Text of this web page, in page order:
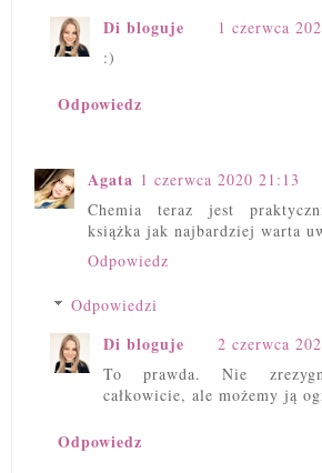
Di bloguje
1 czerwca
:)
Odpowiedz
Agata 1 czerwca 2020 21:13
Chemia teraz jest
książka jak najbardziej warta
Odpowiedz
Odpowiedzi
Di bloguje
2 czerwca
To prawda. Nie
całkowicie, ale możemy ją
Odpowiedz